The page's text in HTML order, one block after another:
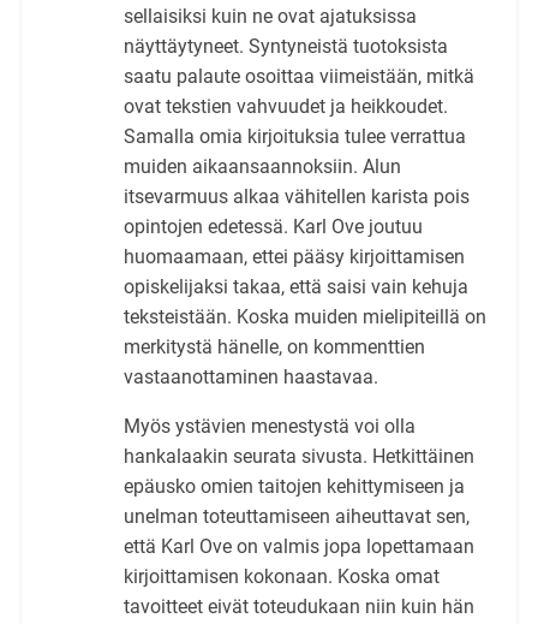
sellaisiksi kuin ne ovat ajatuksissa
näyttäytyneet. Syntyneistä tuotoksista
saatu palaute osoittaa viimeistään, mitkä
ovat tekstien vahvuudet ja heikkoudet.
Samalla omia kirjoituksia tulee verrattua
muiden aikaansaannoksiin. Alun
itsevarmuus alkaa vähitellen karista pois
opintojen edetessä. Karl Ove joutuu
huomaamaan, ettei pääsy kirjoittamisen
opiskelijaksi takaa, että saisi vain kehuja
teksteistään. Koska muiden mielipiteillä on
merkitystä hänelle, on kommenttien
vastaanottaminen haastavaa.
Myös ystävien menestystä voi olla
hankalaakin seurata sivusta. Hetkittäinen
epäusko omien taitojen kehittymiseen ja
unelman toteuttamiseen aiheuttavat sen,
että Karl Ove on valmis jopa lopettamaan
kirjoittamisen kokonaan. Koska omat
tavoitteet eivät toteudukaan niin kuin hän